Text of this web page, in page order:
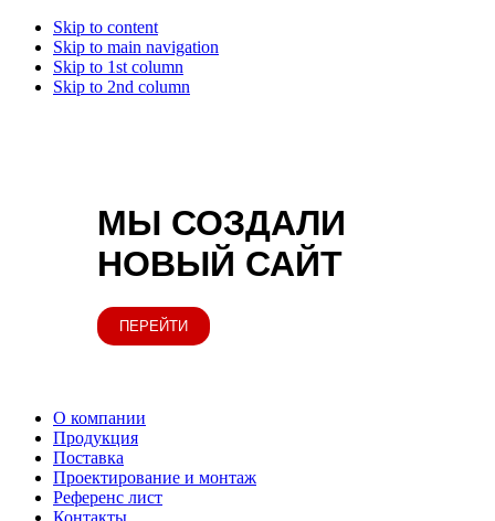
Skip to content
Skip to main navigation
Skip to 1st column
Skip to 2nd column
МЫ СОЗДАЛИ
НОВЫЙ САЙТ
ПЕРЕЙТИ
О компании
Продукция
Поставка
Проектирование и монтаж
Референс лист
Контакты